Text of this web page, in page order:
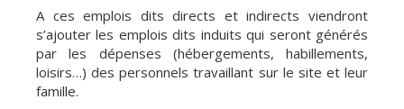
A ces emplois dits directs et indirects viendront
s’ajouter les emplois dits induits qui seront générés
par les dépenses (hébergements, habillements,
loisirs…) des personnels travaillant sur le site et leur
famille.